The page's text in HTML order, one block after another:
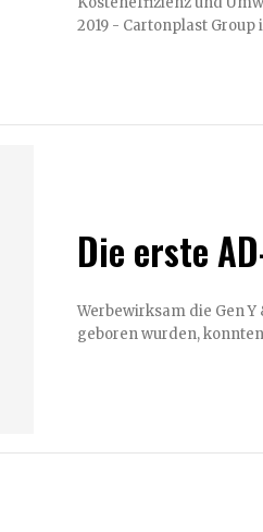
Die erste
Werbewirksam die Gen Y & Z erreichen Die Generation der Babyboomer, also
geboren wurden,